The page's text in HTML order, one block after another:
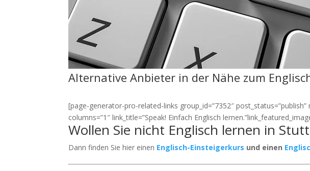
Alternative Anbieter in der Nähe zum
[page-generator-pro-related-links group_id=”7352″ post_status=”publish”
columns=”1″ link_title=”Speak! Einfach Englisch
Wollen Sie nicht Englisch lernen in
Dann finden Sie hier einen Englisch-Einsteigerkurs und einen